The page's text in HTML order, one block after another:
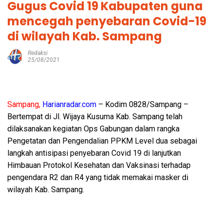
Gugus Covid 19 Kabupaten guna
mencegah penyebaran Covid-19
di wilayah Kab. Sampang
Redaksi
25/08/2021
Sampang, Harianradar.com – Kodim 0828/Sampang –
Bertempat di Jl. Wijaya Kusuma Kab. Sampang telah
dilaksanakan kegiatan Ops Gabungan dalam rangka
Pengetatan dan Pengendalian PPKM Level dua sebagai
langkah antisipasi penyebaran Covid 19 di lanjutkan
Himbauan Protokol Kesehatan dan Vaksinasi terhadap
pengendara R2 dan R4 yang tidak memakai masker di
wilayah Kab. Sampang.